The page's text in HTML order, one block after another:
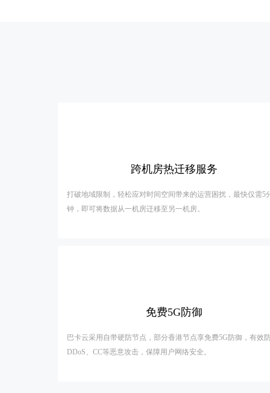
跨机房热迁移服务
打破地域限制，轻松应对时间空间带来的运营困扰，最快仅需5
钟，即可将数据从一机房迁移至另一机房。
免费5G防御
巴卡云采用自带硬防节点，部分香港节点享免费5G防御，有效
DDoS、CC等恶意攻击，保障用户网络安全。